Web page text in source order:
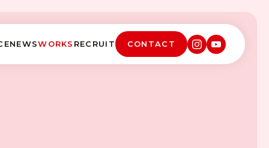
NEWSWORKS RECRUIT CONTACT